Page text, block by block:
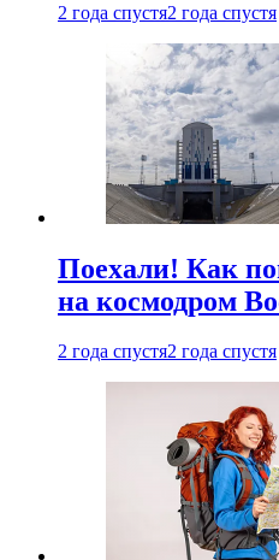
2 года спустя2 года спустя
Поехали! Как
на космодром
2 года спустя2 года спустя